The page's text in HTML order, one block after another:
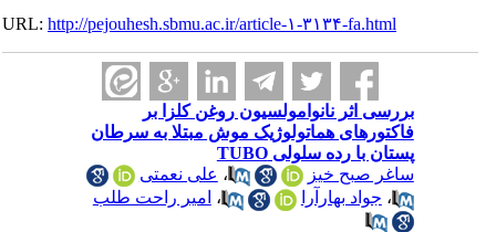
URL:http://pejouhesh.sbmu.ac.ir/article-۱-۳۱۳۴-fa.html
بررسی اثر نانوامولسیون روغن کلزا بر
فاکتورهای هماتولوژیک موش مبتلا به سرطان
پستان با رده سلولی TUBO
ساغر صبح خیز
،علی نعمتی
،جواد بهارآرا ،امیر راحت طلب